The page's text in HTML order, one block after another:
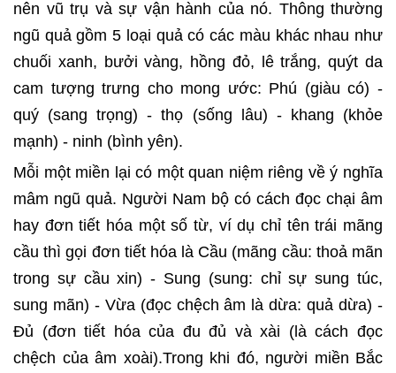
nên vũ trụ và sự vận hành của nó. Thông thường
ngũ quả gồm 5 loại quả có các màu khác nhau như
chuối xanh, bưởi vàng, hồng đỏ, lê trắng, quýt da
cam tượng trưng cho mong ước: Phú (giàu có) -
quý (sang trọng) - thọ (sống lâu) - khang (khỏe
mạnh) - ninh (bình yên).
Mỗi một miền lại có một quan niệm riêng về ý nghĩa
mâm ngũ quả. Người Nam bộ có cách đọc chại âm
hay đơn tiết hóa một số từ, ví dụ chỉ tên trái mãng
cầu thì gọi đơn tiết hóa là Cầu (mãng cầu: thoả mãn
trong sự cầu xin) - Sung (sung: chỉ sự sung túc,
sung mãn) - Vừa (đọc chệch âm là dừa: quả dừa) -
Đủ (đơn tiết hóa của đu đủ và xài (là cách đọc
chệch của âm xoài).Trong khi đó, người miền Bắc